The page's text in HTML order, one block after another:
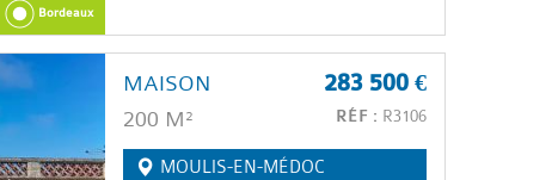
Bordeaux
283 500 €
RÉF : R3106
MAISON
200 M²
MOULIS-EN-MÉDOC